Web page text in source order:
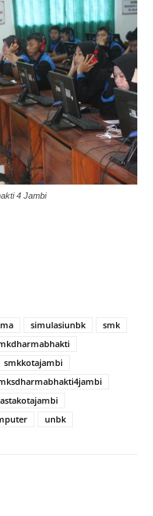
4 Jambi
simulasiunbk
smk
smkkotajambi
unbk